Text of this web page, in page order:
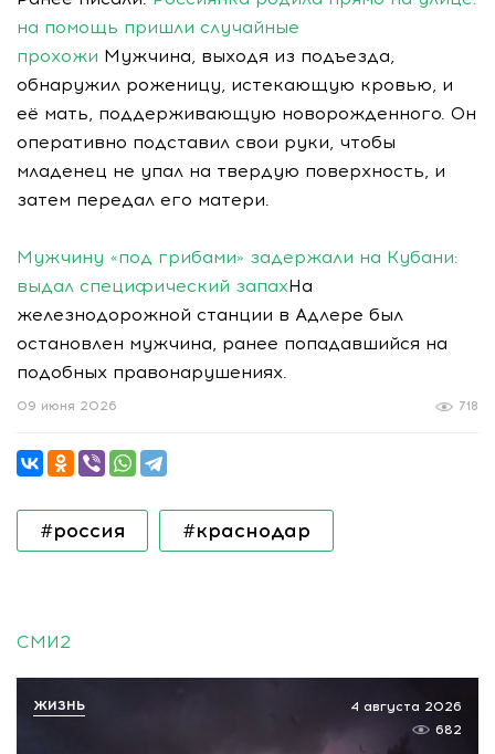
на помощь пришли случайные
прохожи Мужчина, выходя из подъезда,
обнаружил роженицу, истекающую кровью, и
её мать, поддерживающую новорожденного. Он
оперативно подставил свои руки, чтобы
младенец не упал на твердую поверхность, и
затем передал его матери.
Мужчину «под грибами» задержали на Кубани:
выдал специфический запахНа
железнодорожной станции в Адлере был
остановлен мужчина, ранее попадавшийся на
подобных правонарушениях.
718
09 июня 2026
#россия #краснодар
СМИ2
4 августа 2026
682
ЖИЗНЬ